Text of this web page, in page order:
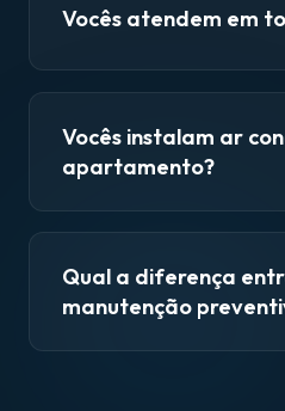
Vocês atendem em
Vocês instalam ar
apartamento?
Qual a diferença
manutenção